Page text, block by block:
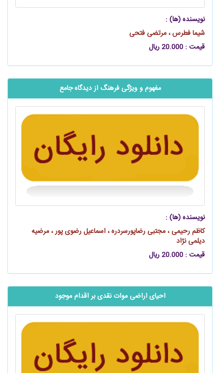
نویسنده (ها) :
شیما فطرس ، مرتضی فتحی
قیمت : 20.000 ریال
مفهوم و ویژگی فرهنگ از دیدگاه جامع
نویسنده (ها) :
کاظم رحیمی ، مجتبی رضاپورسردره ، اسماعیل رضوی پور ، مرضیه
دیلمی نژاد
قیمت : 20.000 ریال
احیای اراضی موات نقدی بر اقدام موجود